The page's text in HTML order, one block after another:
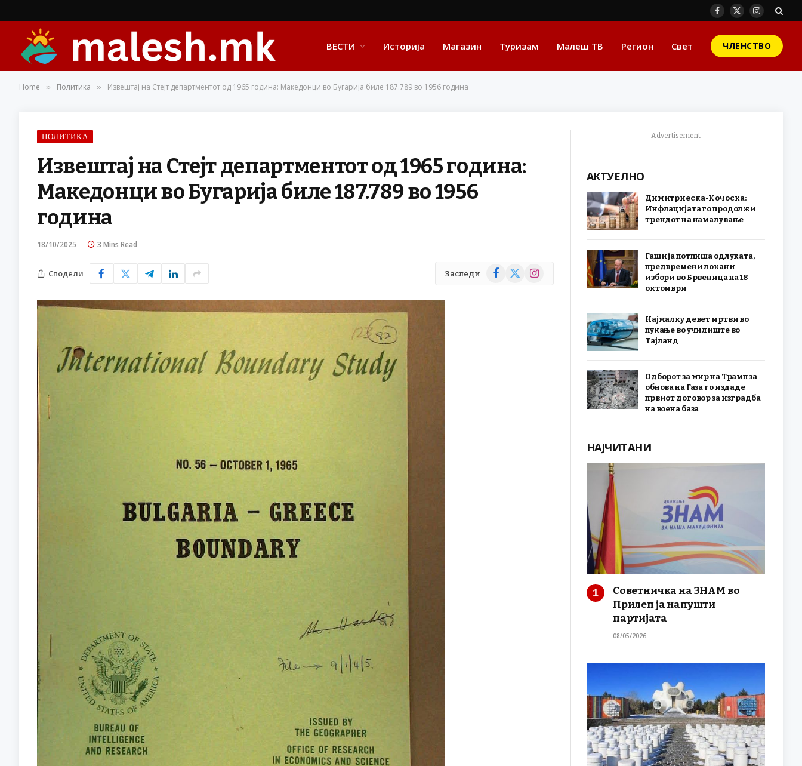
Facebook
X
Instagram
ВЕСТИ Историја Магазин Туризам Малеш ТВ Регион Свет ЧЛЕНСТВО
Home » Политика » Извештај на Стејт департментот од 1965 година: Македонци во Бугарија биле 187.789 во 1956 година
ПОЛИТИКА
Извештај на Стејт департментот од 1965 година:
Македонци во Бугарија биле 187.789 во 1956
година
18/10/2025 3 Mins Read
Сподели Заследи Facebook
X
Instagram
Advertisement
АКТУЕЛНО
Димитриеска-Кочоска:
Инфлацијата го продолжи
трендот на намалување
Гаши ја потпиша одлуката,
предвремени локани
избори во Брвеница на 18
октомври
Најмалку девет мртви во
пукање во училиште во
Тајланд
Одборот за мир на Трамп за
обнова на Газа го издаде
првиот договор за изградба
на воена база
НАЈЧИТАНИ
Советничка на ЗНАМ во
Прилеп ја напушти
партијата
08/05/2026